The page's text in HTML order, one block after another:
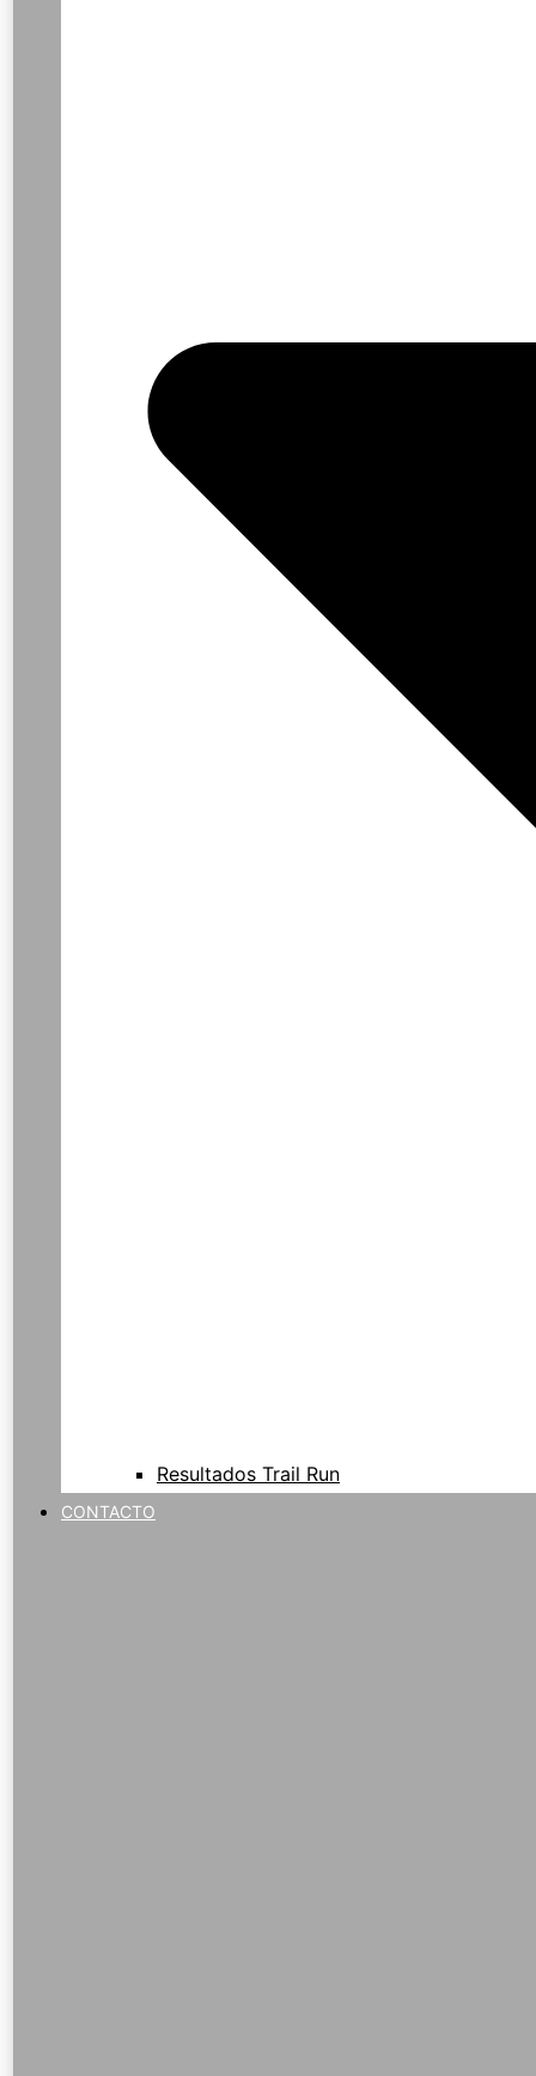
Resultados Trail Run
CONTACTO